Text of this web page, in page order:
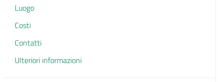
Luogo
Costi
Contatti
Ulteriori informazioni